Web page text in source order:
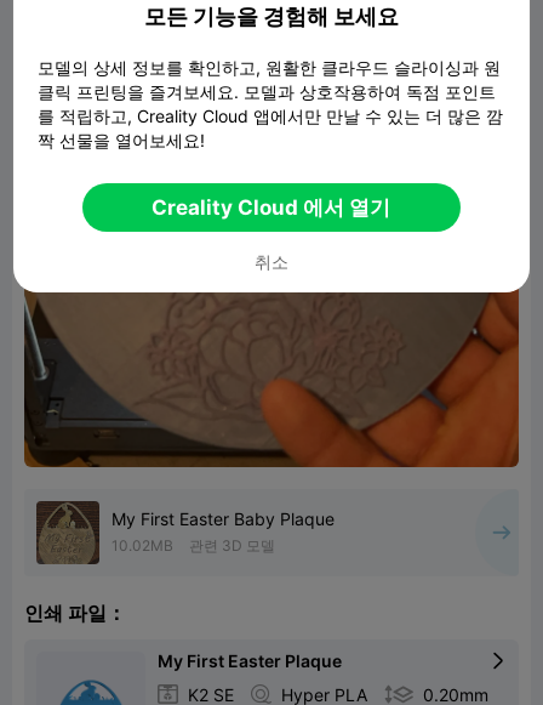
My First Easter Baby Plaque
10.02MB 관련 3D 모델
인쇄 파일：
My First Easter Plaque 
 K2 SE  Hyper PLA  0.20mm
모든 기능을 경험해 보세요
모델의 상세 정보를 확인하고, 원활한 클라우드 슬라이싱과 원
클릭 프린팅을 즐겨보세요. 모델과 상호작용하여 독점 포인트
를 적립하고, Creality Cloud 앱에서만 만날 수 있는 더 많은 깜
짝 선물을 열어보세요!
Creality Cloud 에서 열기
취소